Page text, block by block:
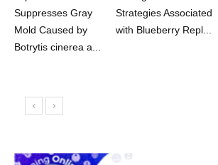
Suppresses Gray
Mold Caused by
Botrytis cinerea a...
Strategies Associated
with Blueberry Repl...